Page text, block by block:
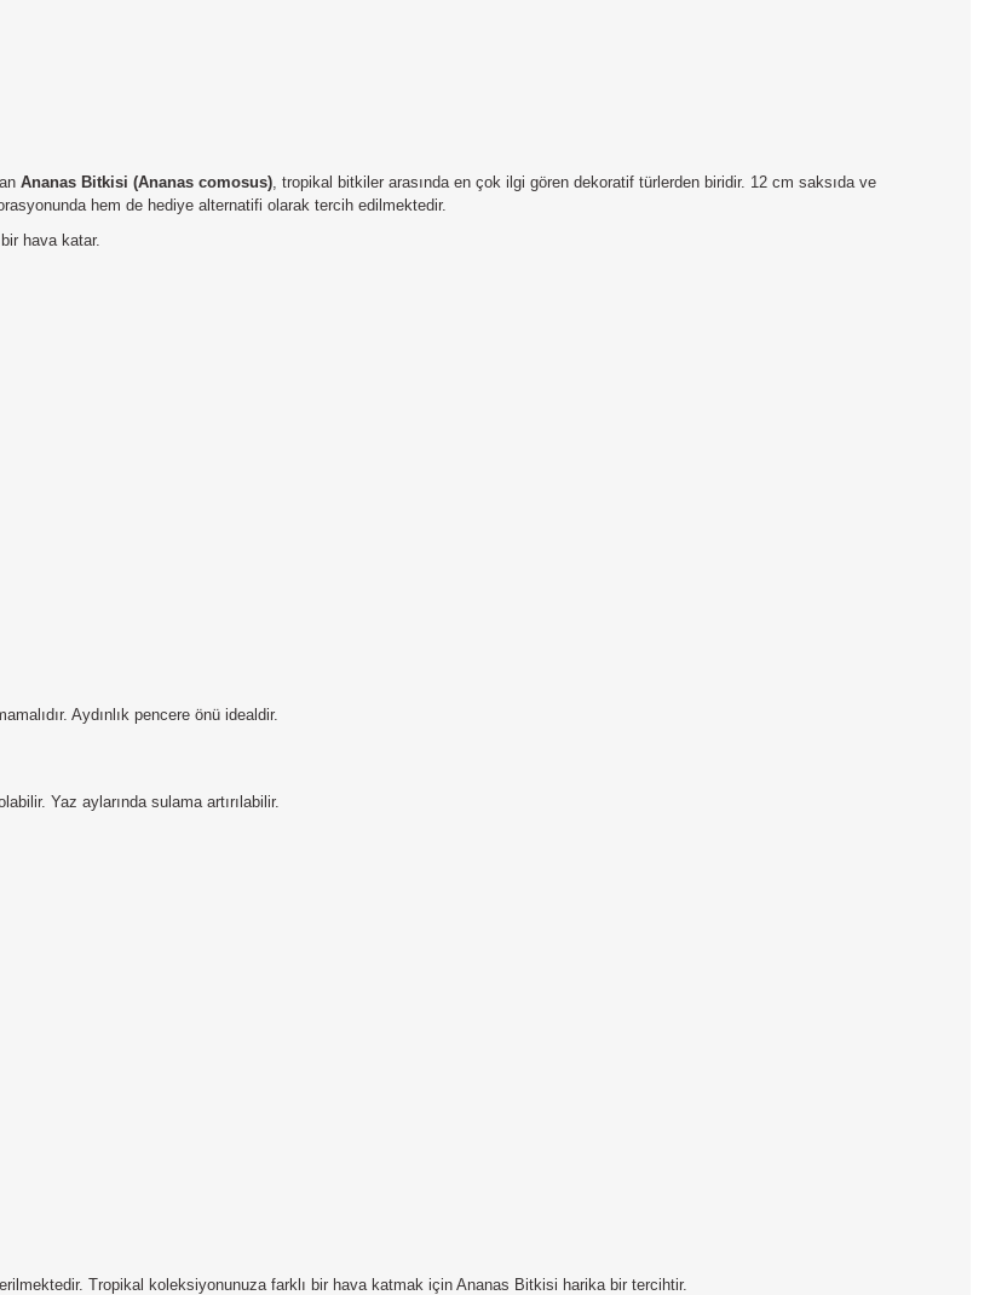
Ananas Bitkisi (Ananas comosus), tropikal bitkiler arasında en çok ilgi gören dekoratif türlerden biridir. 12 cm saksıda ve
hem de hediye alternatifi olarak tercih edilmektedir.
hava katar.
Aydınlık pencere önü idealdir.
Yaz aylarında sulama artırılabilir.
Tropikal koleksiyonunuza farklı bir hava katmak için Ananas Bitkisi harika bir tercihtir.